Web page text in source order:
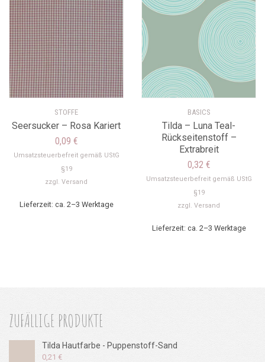
STOFFE
Seersucker – Rosa Kariert
0,09 €
Umsatzsteuerbefreit gemäß UStG
§19
zzgl. Versand
Lieferzeit: ca. 2–3 Werktage
BASICS
Tilda – Luna Teal-
Rückseitenstoff –
Extrabreit
0,32 €
Umsatzsteuerbefreit gemäß UStG
§19
zzgl. Versand
Lieferzeit: ca. 2–3 Werktage
ZUFÄLLIGE PRODUKTE
Tilda Hautfarbe - Puppenstoff-Sand
0,21 €